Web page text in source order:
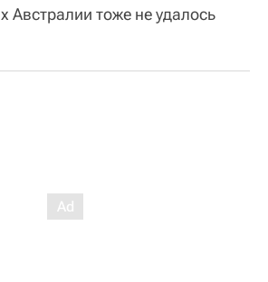
Австралии тоже не удалось